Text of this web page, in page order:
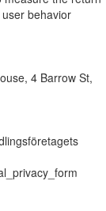
behavior
4 Barrow St,